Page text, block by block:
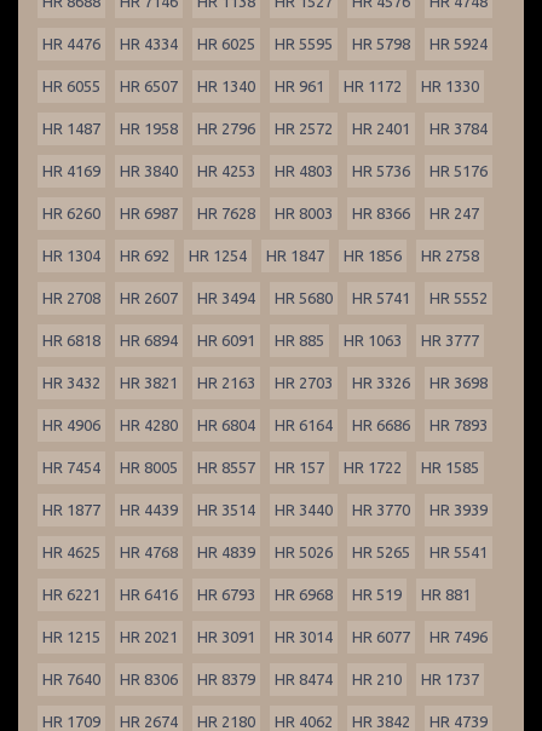
HR 4476 HR 4334 HR 6025 HR 5595 HR 5798 HR 5924
HR 6055 HR 6507 HR 1340 HR 961 HR 1172 HR 1330
HR 1487 HR 1958 HR 2796 HR 2572 HR 2401 HR 3784
HR 4169 HR 3840 HR 4253 HR 4803 HR 5736 HR 5176
HR 6260 HR 6987 HR 7628 HR 8003 HR 8366 HR 247
HR 1304 HR 692 HR 1254 HR 1847 HR 1856 HR 2758
HR 2708 HR 2607 HR 3494 HR 5680 HR 5741 HR 5552
HR 6818 HR 6894 HR 6091 HR 885 HR 1063 HR 3777
HR 3432 HR 3821 HR 2163 HR 2703 HR 3326 HR 3698
HR 4906 HR 4280 HR 6804 HR 6164 HR 6686 HR 7893
HR 7454 HR 8005 HR 8557 HR 157 HR 1722 HR 1585
HR 1877 HR 4439 HR 3514 HR 3440 HR 3770 HR 3939
HR 4625 HR 4768 HR 4839 HR 5026 HR 5265 HR 5541
HR 6221 HR 6416 HR 6793 HR 6968 HR 519 HR 881
HR 1215 HR 2021 HR 3091 HR 3014 HR 6077 HR 7496
HR 7640 HR 8306 HR 8379 HR 8474 HR 210 HR 1737
HR 1709 HR 2674 HR 2180 HR 4062 HR 3842 HR 4739